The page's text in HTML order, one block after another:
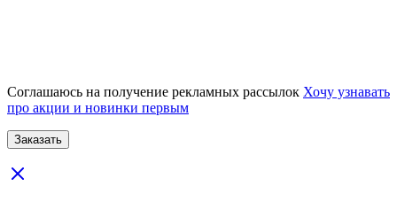
Соглашаюсь на получение рекламных рассылок Хочу узнавать
про акции и новинки первым